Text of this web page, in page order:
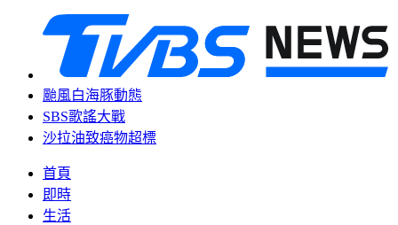
颱風白海豚動態
SBS歌謠大戰
沙拉油致癌物超標
首頁
即時
生活